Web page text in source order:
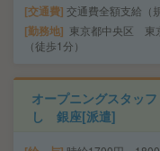
交通費 交通費全額支給（
勤務地
東京都中央区 東
（徒歩1分）
オープニングスタッ
し 銀座[派遣]